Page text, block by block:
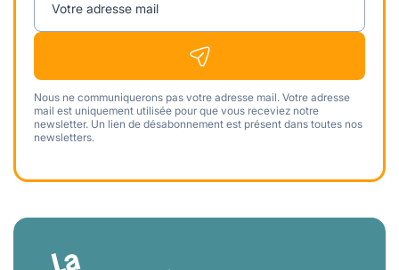
Votre adresse mail
Nous ne communiquerons pas votre adresse mail. Votre adresse
mail est uniquement utilisée pour que vous receviez notre
newsletter. Un lien de désabonnement est présent dans toutes nos
newsletters.